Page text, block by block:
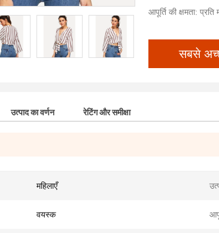
आपूर्ति की क्षमता:
सबसे
उत्पाद का वर्णन रेटिंग और समीक्षा
महिलाएँ
वयस्क